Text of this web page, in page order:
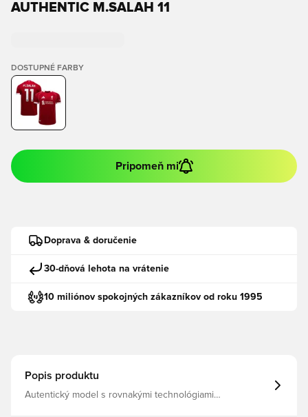
AUTHENTIC M.SALAH 11
DOSTUPNÉ FARBY
Pripomeň mi
Doprava & doručenie
30-dňová lehota na vrátenie
10 miliónov spokojných zákazníkov od roku 1995
Popis produktu
Autentický model s rovnakými technológiami